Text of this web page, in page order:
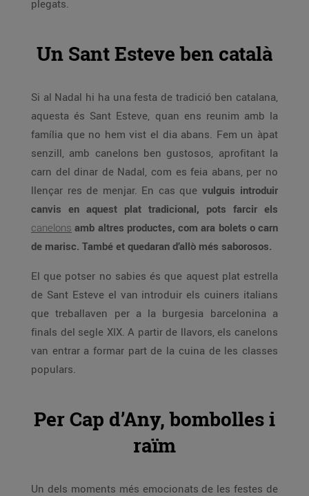
plegats.
Un Sant Esteve ben català
Si al Nadal hi ha una festa de tradició ben catalana,
aquesta és Sant Esteve, quan ens reunim amb la
família que no hem vist el dia abans. Fem un àpat
senzill, amb canelons ben gustosos, aprofitant la
carn del dinar de Nadal, com es feia abans, per no
llençar res de menjar. En cas que vulguis introduir
canvis en aquest plat tradicional, pots farcir els
canelons amb altres productes, com ara bolets o carn
de marisc. També et quedaran d’allò més saborosos.
El que potser no sabies és que aquest plat estrella
de Sant Esteve el van introduir els cuiners italians
que treballaven per a la burgesia barcelonina a
finals del segle XIX. A partir de llavors, els canelons
van entrar a formar part de la cuina de les classes
populars.
Per Cap d’Any, bombolles i
raïm
Un dels moments més emocionats de les festes de